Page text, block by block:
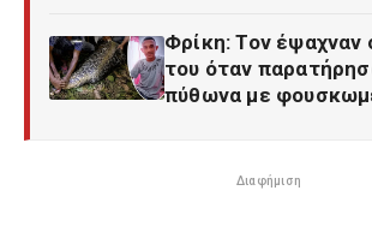
Φρίκη: Τον έψαχναν
του όταν
πύθωνα με
Διαφήμιση